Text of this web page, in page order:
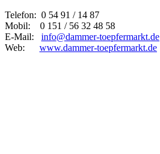
Telefon: 0 54 91 / 14 87
Mobil: 0 151 / 56 32 48 58
E-Mail: info@dammer-toepfermarkt.de
Web: www.dammer-toepfermarkt.de